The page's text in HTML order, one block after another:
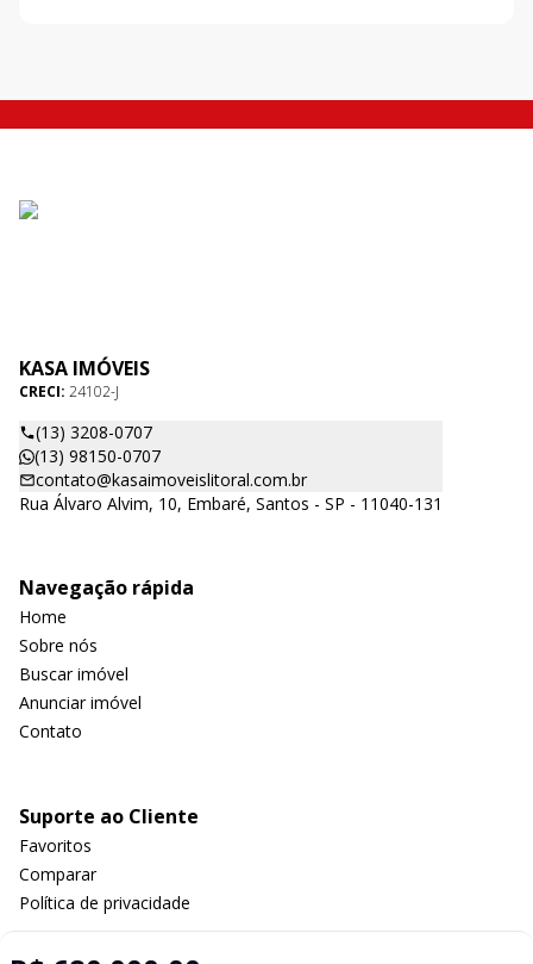
KASA IMÓVEIS
CRECI: 24102-J
(13) 3208-0707
(13) 98150-0707
contato@kasaimoveislitoral.com.br
Rua Álvaro Alvim, 10, Embaré, Santos - SP - 11040-131
Navegação rápida
Home
Sobre nós
Buscar imóvel
Anunciar imóvel
Contato
Suporte ao Cliente
Favoritos
Comparar
Política de privacidade